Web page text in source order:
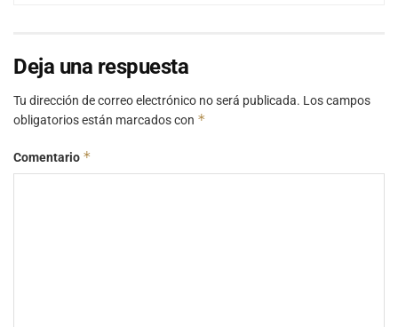
Deja una respuesta
Tu dirección de correo electrónico no será publicada. Los campos
obligatorios están marcados con *
Comentario *